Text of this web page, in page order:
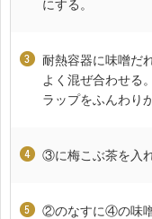
にする。
耐熱容器に味噌だ
よく混ぜ合わせる。
ラップをふんわり
③に梅こぶ茶を入
②のなすに④の味噌